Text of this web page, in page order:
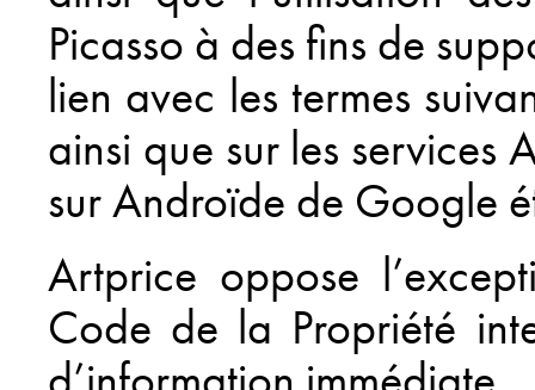
Picasso à des fins de
lien avec les termes
ainsi que sur les services
sur Androïde de Google
Artprice oppose
Code de la Propriété